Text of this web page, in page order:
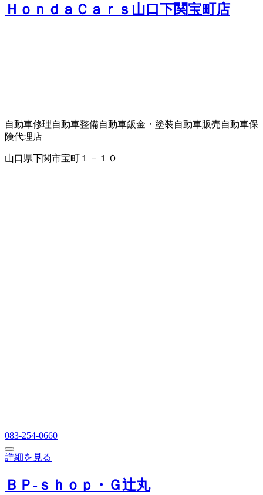
ＨｏｎｄａＣａｒｓ山口下関宝町店
自動車修理自動車整備自動車鈑金・塗装自動車販売自動車保
険代理店
山口県下関市宝町１－１０
083-254-0660
詳細を見る
ＢＰ‐ｓｈｏｐ・Ｇ辻丸